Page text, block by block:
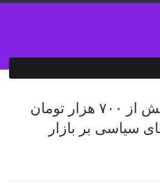
هر گرم نقره به بیش از ۷۰۰ هزار تومان
سیاسی بر بازار